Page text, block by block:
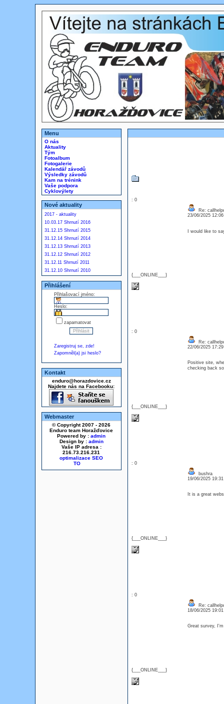
Menu
O nás
Aktuality
Tým
Fotoalbum
Fotogalerie
Kalendář závodů
Výsledky závodů
Kam na trénink
Vaše podpora
Cyklovýlety
Nové aktuality
2017 - aktuality
10.03.17 Shrnutí 2016
31.12.15 Shrnutí 2015
31.12.14 Shrnutí 2014
31.12.13 Shrnutí 2013
31.12.12 Shrnutí 2012
31.12.11 Shrnutí 2011
31.12.10 Shrnutí 2010
Přihlášení
Přihlašovací jméno:
Heslo:
zapamatovat
Zaregistruj se, zde!
Zapomněl(a) jsi heslo?
Kontakt
enduro@horazdovice.cz
Najdete nás na Facebooku:
Webmaster
© Copyright 2007 - 2026
Enduro team Horažďovice
Powered by : admin
Design by : admin
Vaše IP adresa :
216.73.216.231
optimalizace SEO
: 0
{___ONLINE___}
Re:
23/06/2025
I would like to
: 0
{___ONLINE___}
Re:
22/06/2025
Positive site,
checking back
: 0
{___ONLINE___}
bushra
19/06/2025
It is a great
: 0
{___ONLINE___}
Re:
18/06/2025
Great survey,